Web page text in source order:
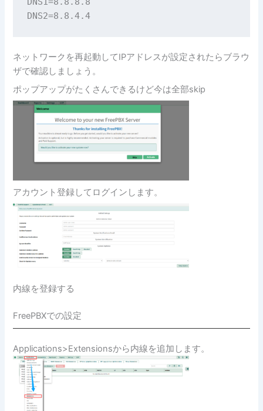
DNS2=8.8.4.4
ネットワークを再起動してIPアドレスが設定されたらブラウ
ザで確認しましょう。
ポップアップがたくさんできるけど今は全部skip
アカウント登録してログインします。
内線を登録する
FreePBXでの設定
Applications>Extensionsから内線を追加します。